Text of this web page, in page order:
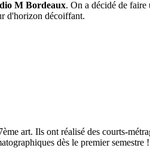
M Bordeaux. On a décidé de faire
d'horizon décoiffant.
art. Ils ont réalisé des courts-
dès le premier semestre !